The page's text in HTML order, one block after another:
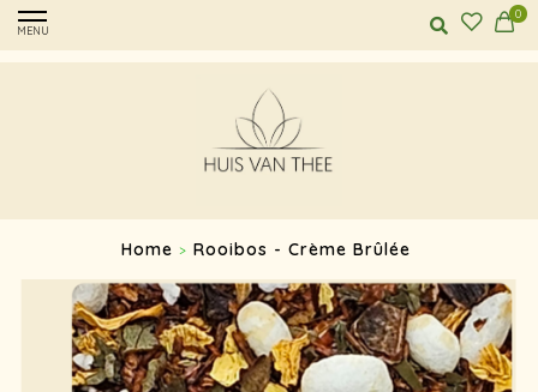
MENU
0
Home > Rooibos - Crème Brûlée